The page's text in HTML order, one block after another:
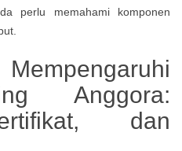
perlu memahami komponen
Anggora:
dan